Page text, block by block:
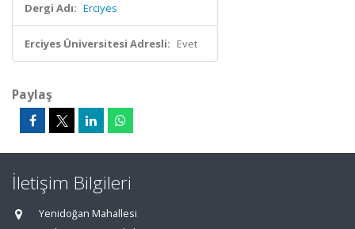
Dergi Adı: Erciyes
Erciyes Üniversitesi Adresli: Evet
Paylaş
İletişim Bilgileri
Yenidoğan Mahallesi